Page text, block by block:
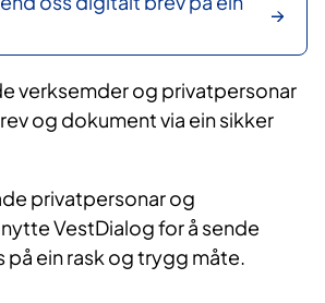
verksemder og privatpersonar
og dokument via ein sikker
privatpersonar og
VestDialog for å sende
på ein rask og trygg måte.